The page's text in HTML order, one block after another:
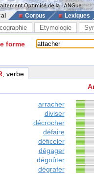
Corpus Lexiques
Etymologie
forme
, verbe
arracher
diviser
décrocher
défaire
déficeler
dégager
dégoûter
dégrafer